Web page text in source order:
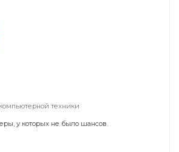
техники
у которых не было шансов.